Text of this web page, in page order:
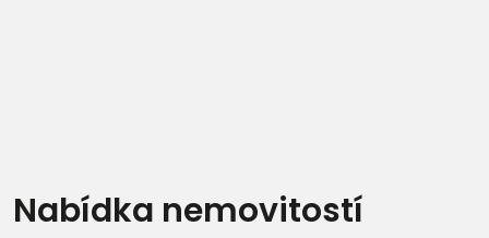
Nabídka nemovitostí